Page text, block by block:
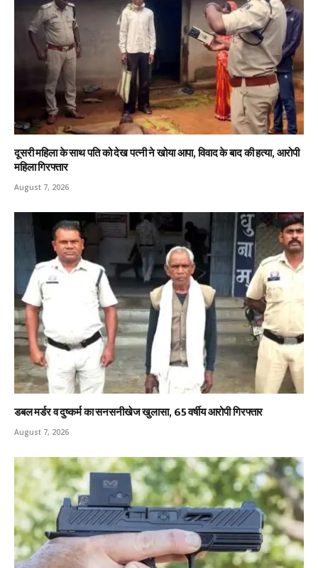
दूसरी महिला के साथ पति को देख पत्नी ने खोया आपा, विवाद के बाद की हत्या, आरोपी
महिला गिरफ्तार
August 7, 2026
डबल मर्डर व दुष्कर्म का सनसनीखेज खुलासा, 65 वर्षीय आरोपी गिरफ्तार
August 7, 2026